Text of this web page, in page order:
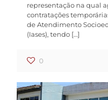
representação na qual
contratações
de Atendimento
(Iases), tendo […]
0